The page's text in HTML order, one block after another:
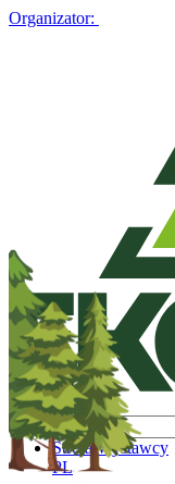
Organizator:
Strefa Wystawcy
PL